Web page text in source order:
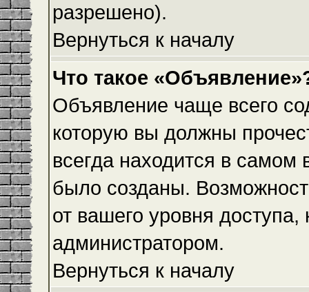
разрешено).
Вернуться к началу
Что такое
Объявление чаще всего
которую вы должны
всегда находится в
было созданы.
от вашего уровня
администратором.
Вернуться к началу